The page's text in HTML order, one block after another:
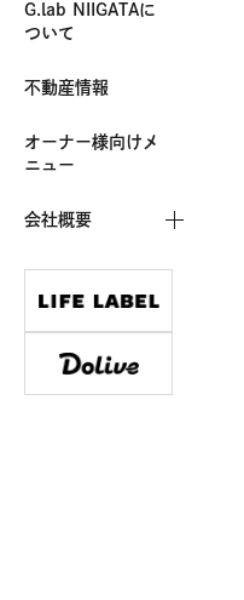
G.lab NIIGATAに
ついて
不動産情報
オーナー様向けメ
ニュー
会社概要